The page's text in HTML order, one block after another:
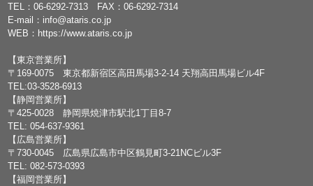
TEL：06-6292-7313 FAX：06-6292-7314
E-mail： info@ataris.co.jp
WEB： https://www.ataris.co.jp
【東京営業所】
〒169-0075 東京都新宿区高田馬場3-2-14 天翔高田馬場ビル4F
TEL:03-3528-6913
【静岡営業所】
〒425-0028 静岡県焼津市駅北1丁目8-7
TEL: 054-637-9361
【広島営業所】
〒730-0045 広島県広島市中区鶴見町3-21NCビル3F
TEL: 082-573-0393
【福岡営業所】